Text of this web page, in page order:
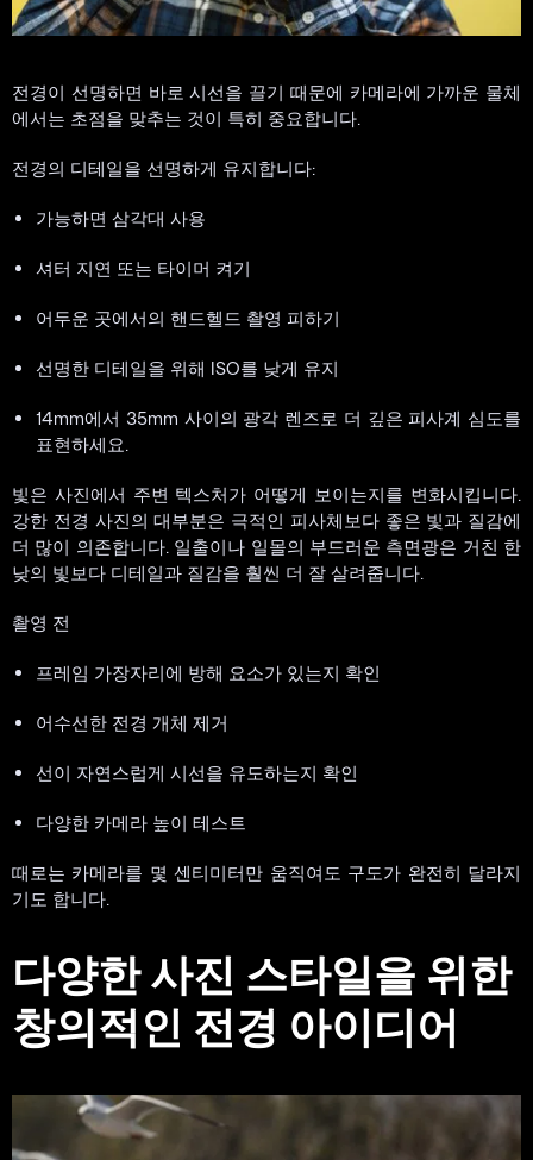
전경이 선명하면 바로 시선을 끌기 때문에 카메라에 가까운 물체
에서는 초점을 맞추는 것이 특히 중요합니다.
전경의 디테일을 선명하게 유지합니다:
가능하면 삼각대 사용
셔터 지연 또는 타이머 켜기
어두운 곳에서의 핸드헬드 촬영 피하기
선명한 디테일을 위해 ISO를 낮게 유지
14mm에서 35mm 사이의 광각 렌즈로 더 깊은 피사계 심도를
표현하세요.
빛은 사진에서 주변 텍스처가 어떻게 보이는지를 변화시킵니다.
강한 전경 사진의 대부분은 극적인 피사체보다 좋은 빛과 질감에
더 많이 의존합니다. 일출이나 일몰의 부드러운 측면광은 거친 한
낮의 빛보다 디테일과 질감을 훨씬 더 잘 살려줍니다.
촬영 전
프레임 가장자리에 방해 요소가 있는지 확인
어수선한 전경 개체 제거
선이 자연스럽게 시선을 유도하는지 확인
다양한 카메라 높이 테스트
때로는 카메라를 몇 센티미터만 움직여도 구도가 완전히 달라지
기도 합니다.
다양한 사진 스타일을 위한
창의적인 전경 아이디어